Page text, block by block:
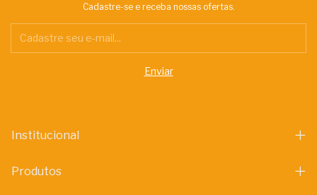
Cadastre-se e receba nossas ofertas.
Institucional
Produtos